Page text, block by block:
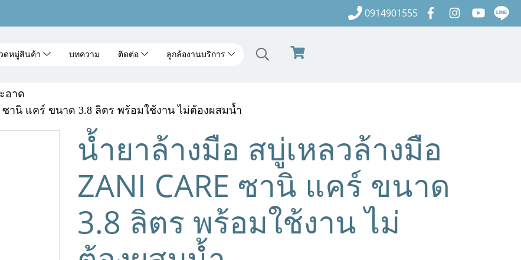
0914901555
ดหมู่สินค้า บทความ ติดต่อ ลูกล้องานบริการ
อาด
ซานิ แคร์ ขนาด 3.8 ลิตร พร้อมใช้งาน ไม่ต้องผสมน้ำ
น้ำยาล้างมือ สบู่เหลวล้างมือ
ZANI CARE ซานิ แคร์ ขนาด
3.8 ลิตร พร้อมใช้งาน ไม่